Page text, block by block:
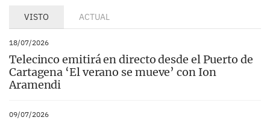
VISTO ACTUAL
18/07/2026
Telecinco emitirá en directo desde el Puerto de
Cartagena ‘El verano se mueve’ con Ion
Aramendi
09/07/2026